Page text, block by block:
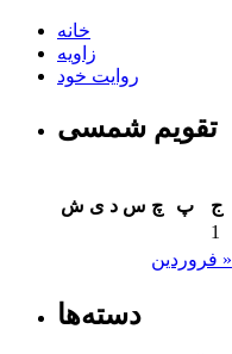
خانه
زاویه
روایت خود
تقویم شمسی
ش ی د س چ پ ج
فروردین »
1
دسته‌ها